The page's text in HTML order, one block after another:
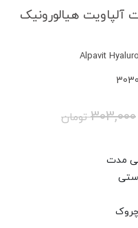
هیالورونیک
Alpavit
303,000تومان
مدت